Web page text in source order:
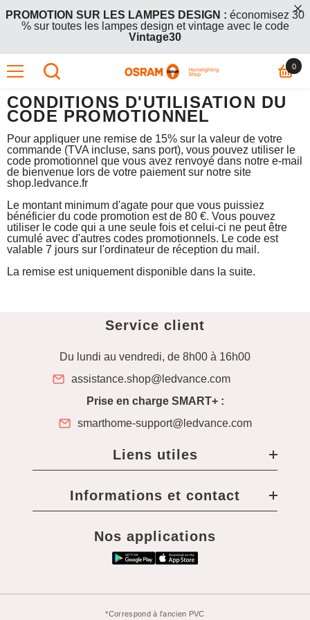
PROMOTION SUR LES LAMPES DESIGN : économisez 30
% sur toutes les lampes design et vintage avec le code
Vintage30
OFFRE GRATUITE :
Achetez 2 articles en promotion +1 offert
– le produit le moins cher (ou de même prix) est gratuit. Entrez
PROMOTION SUR LES LAMPES DESIGN :
% sur toutes les lampes design et vintage avec le code
Vintage30
OFFRE GRATUITE :Achetez 2 articles en promotion +1 offert
– le produit le moins cher (ou de même prix) est gratuit. Entrez
le code BOGO26 lors du passage en caisse.
00
CONDITIONS D'UTILISATION DU
CODE PROMOTIONNEL
Pour appliquer une remise de 15% sur la valeur de votre
commande (TVA incluse, sans port), vous pouvez utiliser le
code promotionnel que vous avez renvoyé dans notre e-mail
de bienvenue lors de votre paiement sur notre site
shop.ledvance.fr
Le montant minimum d'agate pour que vous puissiez
bénéficier du code promotion est de 80 €. Vous pouvez
utiliser le code qui a une seule fois et celui-ci ne peut être
cumulé avec d'autres codes promotionnels. Le code est
valable 7 jours sur l'ordinateur de réception du mail.
La remise est uniquement disponible dans la suite.
Service client
Du lundi au vendredi, de 8h00 à 16h00
assistance.shop@ledvance.com
Prise en charge SMART+ :
smarthome-support@ledvance.com
Liens utiles
Informations et contact
Nos applications
*Correspond à l'ancien PVC